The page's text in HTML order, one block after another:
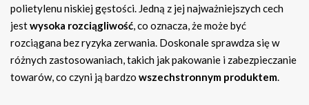
polietylenu niskiej gęstości. Jedną z jej najważniejszych cech
jestwysoka rozciągliwość, co oznacza, że może być
rozciągana bez ryzyka zerwania. Doskonale sprawdza się w
różnych zastosowaniach, takich jak pakowanie i zabezpieczanie
towarów, co czyni ją bardzo wszechstronnym produktem.